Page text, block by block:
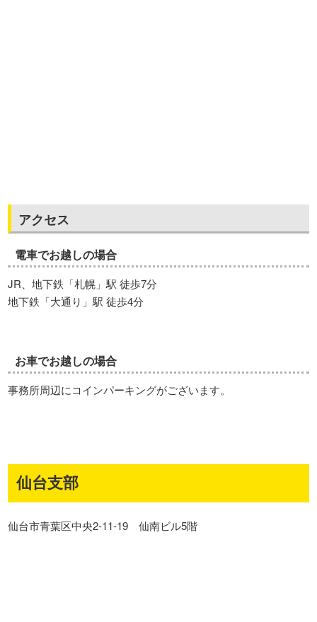
アクセス
電車でお越しの場合
JR、地下鉄「札幌」駅 徒歩7分
地下鉄「大通り」駅 徒歩4分
お車でお越しの場合
事務所周辺にコインパーキングがございます。
仙台支部
仙台市青葉区中央2-11-19 仙南ビル5階